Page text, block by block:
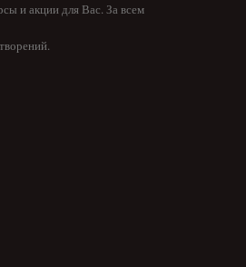
и акции для Вас. За всем